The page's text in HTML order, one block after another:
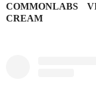
COMMONLABS
CREAM